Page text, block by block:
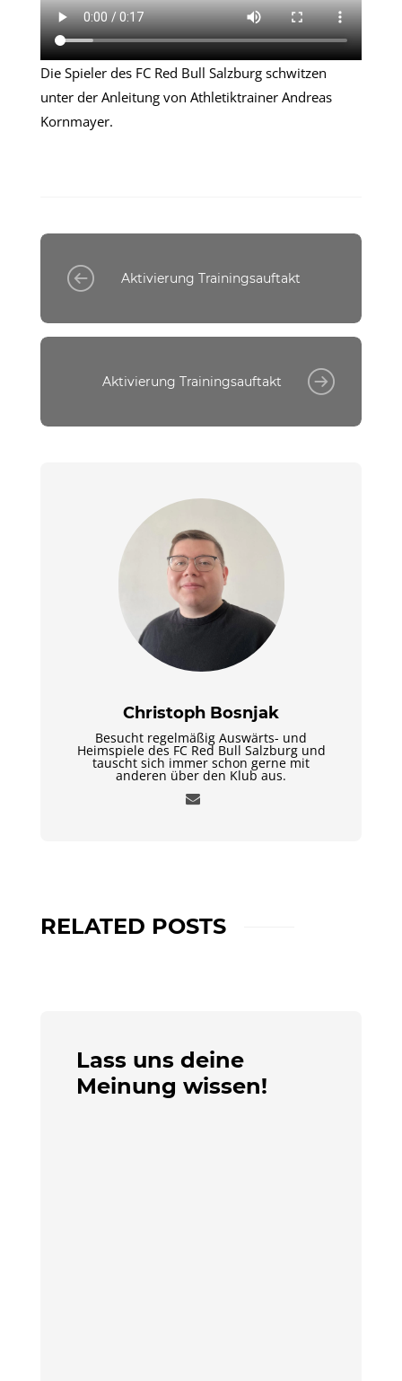
Die Spieler des FC Red Bull Salzburg schwitzen
unter der Anleitung von Athletiktrainer Andreas
Kornmayer.
Aktivierung Trainingsauftakt
Aktivierung Trainingsauftakt
Christoph Bosnjak
Besucht regelmäßig Auswärts- und
Heimspiele des FC Red Bull Salzburg und
tauscht sich immer schon gerne mit
anderen über den Klub aus.
RELATED POSTS
Lass uns deine
Meinung wissen!